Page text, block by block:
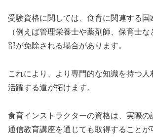
受験資格に関しては、食育に関連する国
（例えば管理栄養士や薬剤師、保育士
部が免除される場合があります。
これにより、より専門的な知識を持つ
活躍する道が拓けます。
食育インストラクターの資格は、実際の
通信教育講座を通じても取得することが